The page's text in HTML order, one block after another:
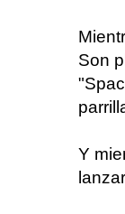
Son
Y